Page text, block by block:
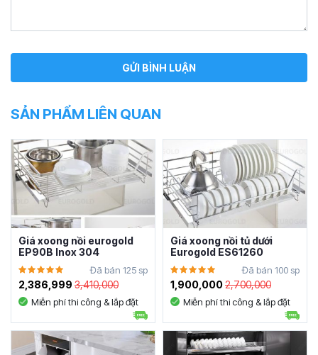
SẢN PHẨM LIÊN QUAN
Giá xoong nồi eurogold
EP90B Inox 304
Đã bán 125 sp
2,386,999 3,410,000
Miễn phí thi công & lắp đặt
Giá xoong nồi tủ dưới
Eurogold ES61260
Đã bán 100 sp
1,900,0002,700,000
Miễn phí thi công & lắp đặt